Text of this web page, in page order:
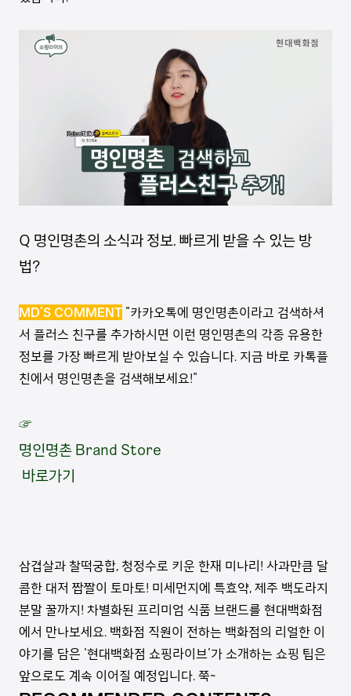
Q 명인명촌의 소식과 정보. 빠르게 받을 수 있는 방
법?
MD’S COMMENT "카카오톡에 명인명촌이라고 검색하셔
서 플러스 친구를 추가하시면 이런 명인명촌의 각종 유용한
정보를 가장 빠르게 받아보실 수 있습니다. 지금 바로 카톡플
친에서 명인명촌을 검색해보세요!"
☞
명인명촌 Brand Store
바로가기
삼겹살과 찰떡궁합, 청정수로 키운 한재 미나리! 사과만큼 달
콤한 대저 짭짤이 토마토! 미세먼지에 특효약, 제주 백도라지
분말 꿀까지! 차별화된 프리미엄 식품 브랜드를 현대백화점
에서 만나보세요. 백화점 직원이 전하는 백화점의 리얼한 이
야기를 담은 '현대백화점 쇼핑라이브'가 소개하는 쇼핑 팁은
앞으로도 계속 이어질 예정입니다. 쭉~